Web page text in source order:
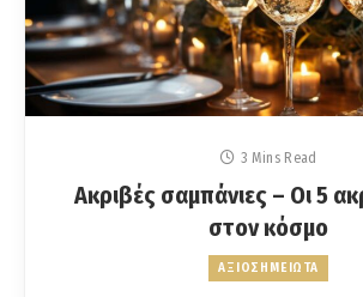
3 Mins Read
Ακριβές σαμπάνιες – Οι 5
στον κόσμο
ΑΞΙΟΣΗΜΕΙΩΤΑ